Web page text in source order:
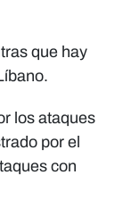
que hay
los ataques
por el
con